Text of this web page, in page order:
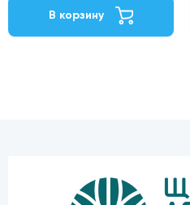
В корзину